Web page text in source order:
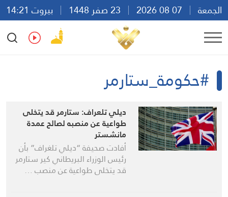
الجمعة
بيروت 14:21
Ar
En Fr Es
#حكومة_ستارمر
ديلي تلعراف: ستارمر قد يتخلى
طواعية عن منصبه لصالح عمدة
مانشستر
أفادت صحيفة “ديلي تلغراف” بأن
رئيس الوزراء البريطاني كير ستارمر
قد يتخلى طواعية عن منصب …